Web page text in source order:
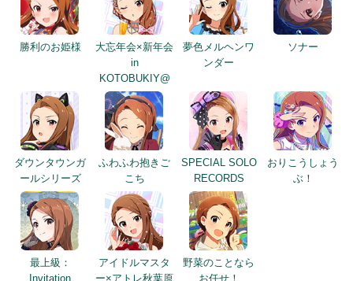
KOTOBUKIY@
ダウンタウンガ
ールシリーズ
ふわふわ抱きご
こち
SPECIAL SOLO
RECORDS
おりこうしょう
ぶ！
最上級：
Invitation
アイドルマスタ
ー×アトレ秋葉原
野菜のことなら
お任せ！
関連画像